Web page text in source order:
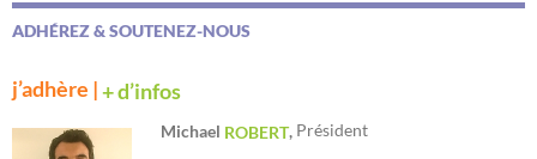
ADHÉREZ & SOUTENEZ-NOUS
j’adhère |+ d’infos
Michael ROBERT, Président